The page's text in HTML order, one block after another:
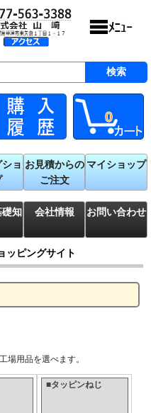
0
ョ お見積からの
ご注文
マイショップ
礎知
会社情報 お問い合わせ
ッピングサイト
場用品を選べます。
■タッピンねじ